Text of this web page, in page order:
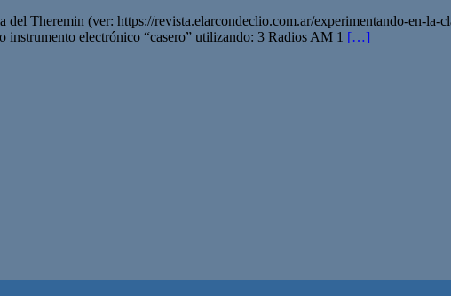
del Theremin (ver: https://revista.elarcondeclio.com.ar/experimentando-en-
instrumento electrónico “casero” utilizando: 3 Radios AM 1 […]